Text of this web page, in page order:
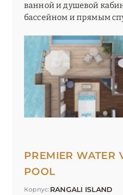
ванной и душевой
бассейном и прямым
PREMIER WATER
POOL
Корпус: RANGALI ISLAND